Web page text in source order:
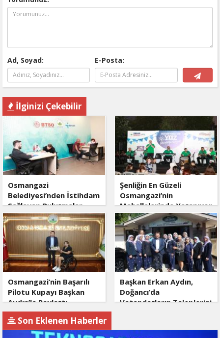
Ad, Soyad: E-Posta:
İlginizi Çekebilir
Osmangazi
Belediyesi’nden İstihdam
Sağlayan Buluşmalar
Şenliğin En Güzeli
Osmangazi’nin
Mahallelerinde Yaşanıyor
Osmangazi’nin Başarılı
Pilotu Kupayı Başkan
Aydın’la Paylaştı
Başkan Erkan Aydın,
Doğancı’da
Vatandaşların Taleplerini
Son Eklenen Haberler